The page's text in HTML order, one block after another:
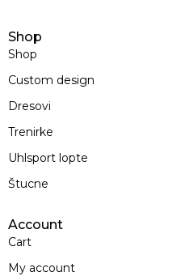
Shop
Shop
Custom design
Dresovi
Trenirke
Uhlsport lopte
Štucne
Account
Cart
My account